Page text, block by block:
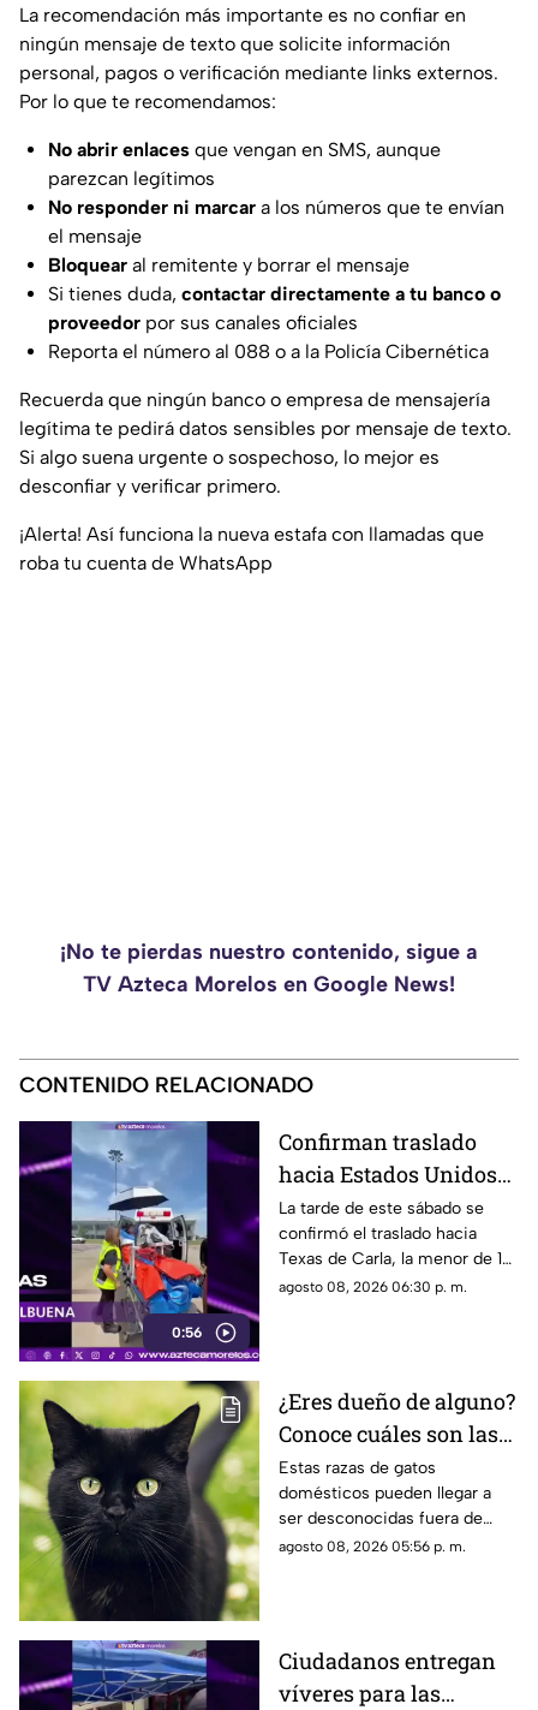
La recomendación más importante es no confiar en
ningún mensaje de texto que solicite información
personal, pagos o verificación mediante links externos.
Por lo que te recomendamos:
No abrir enlaces que vengan en SMS, aunque
parezcan legítimos
No responder ni marcar a los números que te envían
el mensaje
Bloquear al remitente y borrar el mensaje
Si tienes duda, contactar directamente a tu banco o
proveedor por sus canales oficiales
Reporta el número al 088 o a la Policía Cibernética
Recuerda que ningún banco o empresa de mensajería
legítima te pedirá datos sensibles por mensaje de texto.
Si algo suena urgente o sospechoso, lo mejor es
desconfiar y verificar primero.
¡Alerta! Así funciona la nueva estafa con llamadas que
roba tu cuenta de WhatsApp
¡No te pierdas nuestro contenido, sigue a
TV Azteca Morelos en Google News!
CONTENIDO RELACIONADO
0:56
Confirman traslado
hacia Estados Unidos
de menor que sufrió
quemadura en la
explosión de gas LP en
Cuernavaca
La tarde de este sábado se
confirmó el traslado hacia
Texas de Carla, la menor de 15
años que resultó gravemente
agosto 08, 2026 06:30 p. m.
¿Eres dueño de alguno?
Conoce cuáles son las
cinco razas más raras
de gatos domésticos en
todo el mundo
Estas razas de gatos
domésticos pueden llegar a
ser desconocidas fuera de
círculos especializados, y
agosto 08, 2026 05:56 p. m.
Ciudadanos entregan
víveres para las